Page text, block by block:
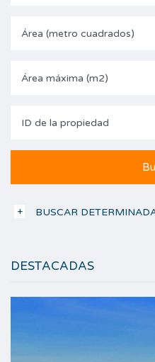
BUSCAR
DESTACADAS